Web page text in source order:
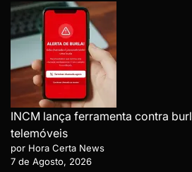
INCM lança ferramenta contra
telemóveis
por Hora Certa News
7 de Agosto, 2026